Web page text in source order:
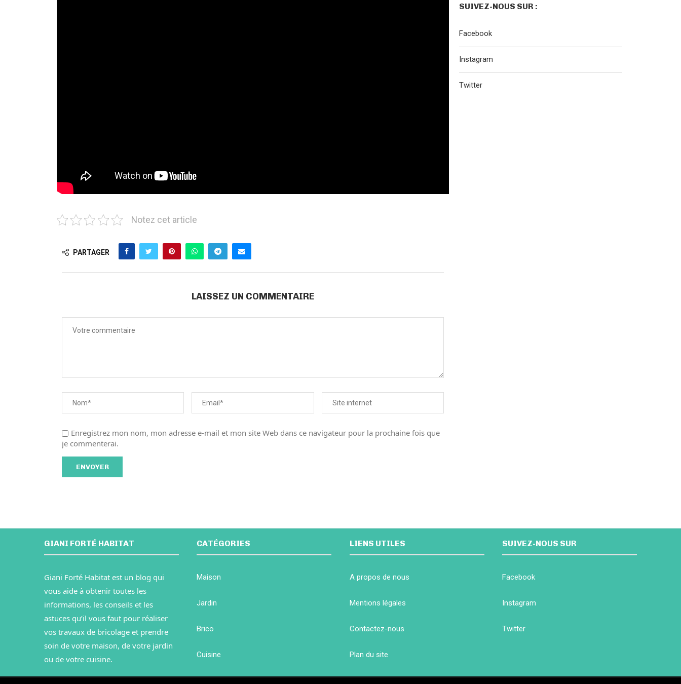
Notez cet article
PARTAGER
LAISSEZ UN COMMENTAIRE
Enregistrez mon nom, mon adresse e-mail et mon site Web dans ce navigateur pour la prochaine fois que
je commenterai.
SUIVEZ-NOUS SUR :
Facebook
Instagram
Twitter
GIANI FORTÉ HABITAT
Giani Forté Habitat est un blog qui
vous aide à obtenir toutes les
informations, les conseils et les
astuces qu’il vous faut pour réaliser
vos travaux de bricolage et prendre
soin de votre maison, de votre jardin
ou de votre cuisine.
CATÉGORIES
Maison
Jardin
Brico
Cuisine
LIENS UTILES
A propos de nous
Mentions légales
Contactez-nous
Plan du site
SUIVEZ-NOUS SUR
Facebook
Instagram
Twitter